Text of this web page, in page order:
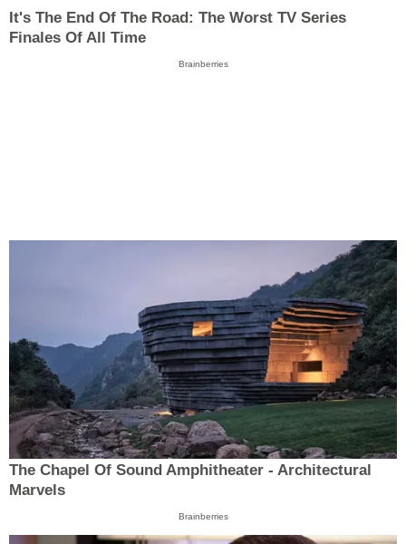
It's The End Of The Road: The Worst TV Series
Finales Of All Time
Brainberries
The Chapel Of Sound Amphitheater - Architectural
Marvels
Brainberries